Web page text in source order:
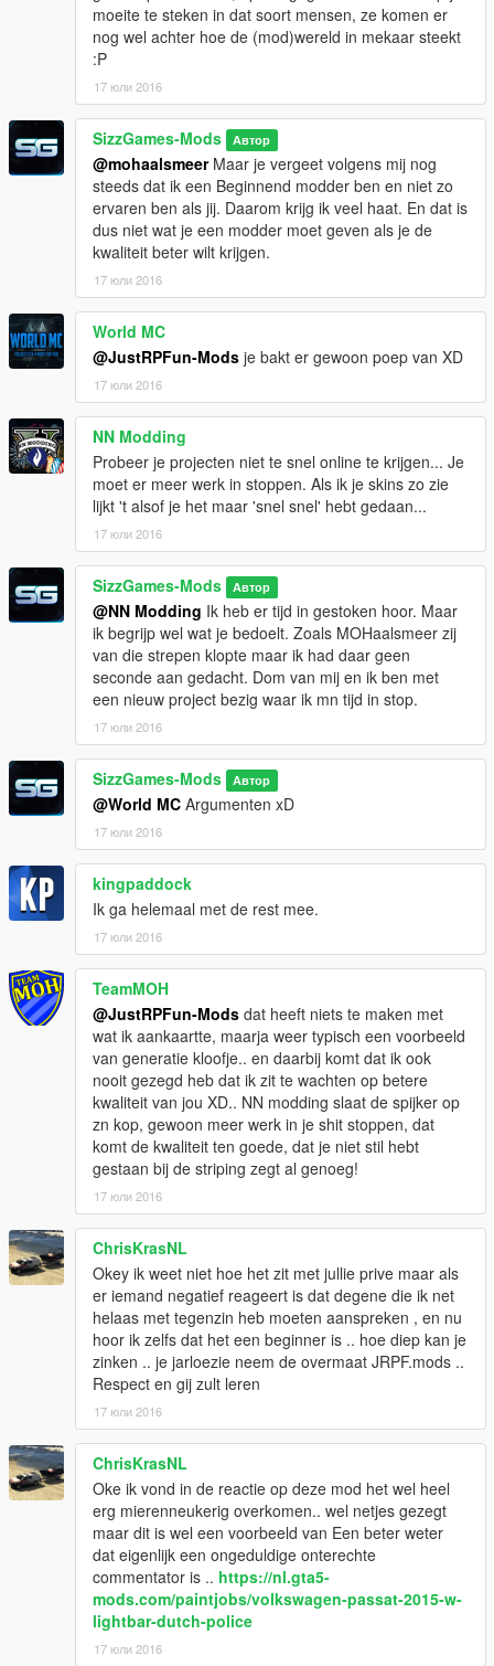
moeite te steken in dat soort mensen, ze komen er
nog wel achter hoe de (mod)wereld in mekaar steekt
:P
17 юли 2016
SizzGames-Mods Автор
@mohaalsmeerMaar je vergeet volgens mij nog
steeds dat ik een Beginnend modder ben en niet zo
ervaren ben als jij. Daarom krijg ik veel haat. En dat is
dus niet wat je een modder moet geven als je de
kwaliteit beter wilt krijgen.
17 юли 2016
World MC
@JustRPFun-Mods je bakt er gewoon poep van XD
17 юли 2016
NN Modding
Probeer je projecten niet te snel online te krijgen... Je
moet er meer werk in stoppen. Als ik je skins zo zie
lijkt 't alsof je het maar 'snel snel' hebt gedaan...
17 юли 2016
SizzGames-Mods Автор
@NN Modding Ik heb er tijd in gestoken hoor. Maar
ik begrijp wel wat je bedoelt. Zoals MOHaalsmeer zij
van die strepen klopte maar ik had daar geen
seconde aan gedacht. Dom van mij en ik ben met
een nieuw project bezig waar ik mn tijd in stop.
17 юли 2016
SizzGames-Mods Автор
@World MC Argumenten xD
17 юли 2016
kingpaddock
Ik ga helemaal met de rest mee.
17 юли 2016
TeamMOH
@JustRPFun-Mods dat heeft niets te maken met
wat ik aankaartte, maarja weer typisch een voorbeeld
van generatie kloofje.. en daarbij komt dat ik ook
nooit gezegd heb dat ik zit te wachten op betere
kwaliteit van jou XD.. NN modding slaat de spijker op
zn kop, gewoon meer werk in je shit stoppen, dat
komt de kwaliteit ten goede, dat je niet stil hebt
gestaan bij de striping zegt al genoeg!
17 юли 2016
ChrisKrasNL
Okey ik weet niet hoe het zit met jullie prive maar als
er iemand negatief reageert is dat degene die ik net
helaas met tegenzin heb moeten aanspreken , en nu
hoor ik zelfs dat het een beginner is .. hoe diep kan je
zinken .. je jarloezie neem de overmaat JRPF.mods ..
Respect en gij zult leren
17 юли 2016
ChrisKrasNL
Oke ik vond in de reactie op deze mod het wel heel
erg mierenneukerig overkomen.. wel netjes gezegt
maar dit is wel een voorbeeld van Een beter weter
dat eigenlijk een ongeduldige onterechte
commentator is .. https://nl.gta5-
mods.com/paintjobs/volkswagen-passat-2015-w-
lightbar-dutch-police
17 юли 2016